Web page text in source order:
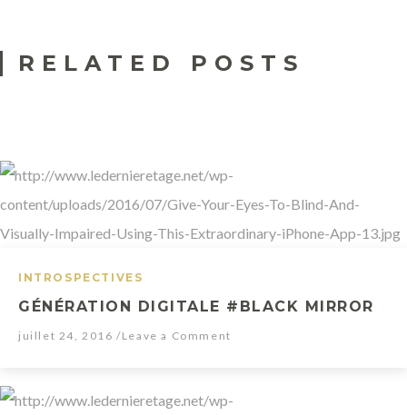
2
.
0
RELATED POSTS
INTROSPECTIVES
GÉNÉRATION DIGITALE #BLACK MIRROR
juillet 24, 2016 /Leave a Comment